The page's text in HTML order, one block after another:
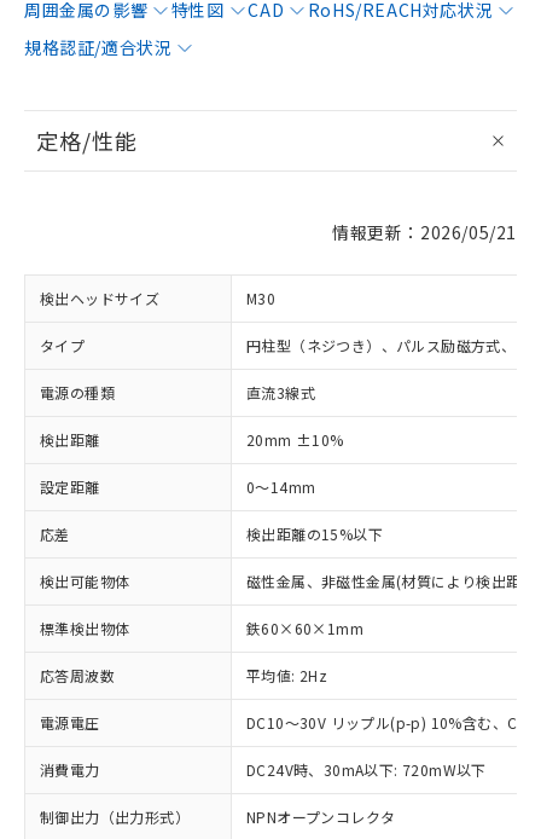
周囲金属の影響
特性図 CAD
RoHS/REACH対応状況
規格認証/適合状況
定格/性能
情報更新：2026/05/21
検出ヘッドサイズ M30
タイプ 円柱型（ネジつき）、パルス励磁方式、シ
電源の種類 直流3線式
検出距離 20mm ±10%
設定距離 0～14mm
応差 検出距離の15%以下
検出可能物体 磁性金属、非磁性金属(材質により検出距
標準検出物体 鉄60×60×1mm
応答周波数 平均値: 2Hz
電源電圧 DC10～30V リップル(p-p) 10%含む、
消費電力 DC24V時、30mA以下: 720mW以下
制御出力（出力形式） NPNオープンコレクタ